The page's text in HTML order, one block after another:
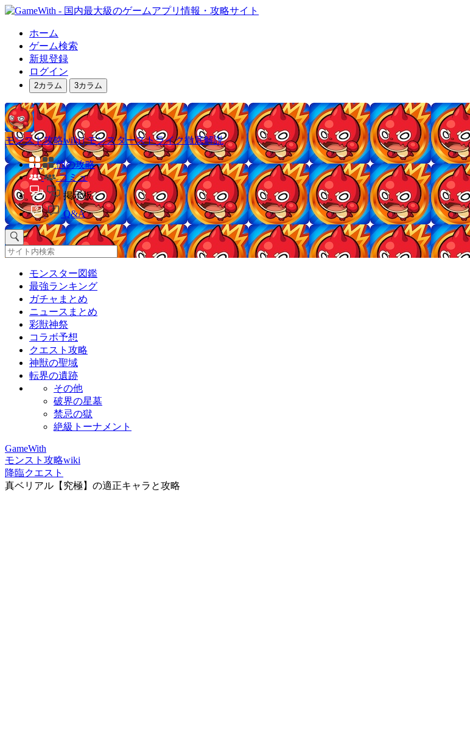
ホーム
ゲーム検索
新規登録
ログイン
2カラム 3カラム
モンスト攻略wiki | モンスターストライク徹底解説
他の攻略
コミュ
掲示板
Q&A
モンスター図鑑
最強ランキング
ガチャまとめ
ニュースまとめ
彩獣神祭
コラボ予想
クエスト攻略
神獣の聖域
転界の遺跡
その他
破界の星墓
禁忌の獄
絶級トーナメント
GameWith
モンスト攻略wiki
降臨クエスト
真ベリアル【究極】の適正キャラと攻略